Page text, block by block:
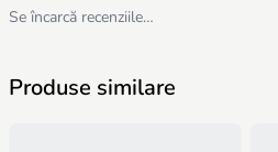
Se încarcă recenziile…
Produse similare